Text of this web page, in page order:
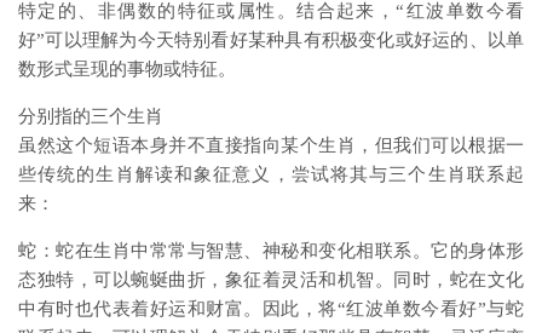
特定的、非偶数的特征或属性。结合起来，“红波单数今看
好”可以理解为今天特别看好某种具有积极变化或好运的、以单
数形式呈现的事物或特征。
分别指的三个生肖
虽然这个短语本身并不直接指向某个生肖，但我们可以根据一
些传统的生肖解读和象征意义，尝试将其与三个生肖联系起
来：
蛇：蛇在生肖中常常与智慧、神秘和变化相联系。它的身体形
态独特，可以蜿蜒曲折，象征着灵活和机智。同时，蛇在文化
中有时也代表着好运和财富。因此，将“红波单数今看好”与蛇